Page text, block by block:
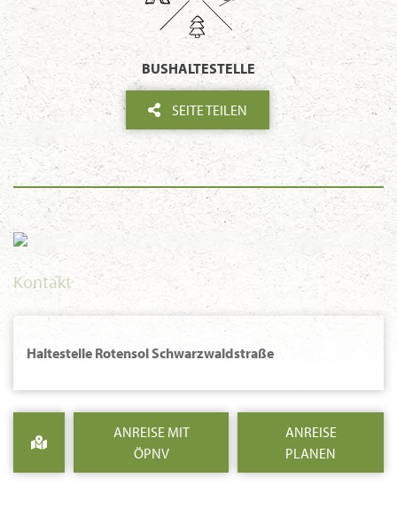
BUSHALTESTELLE
SEITE TEILEN
Kontakt
Haltestelle Rotensol Schwarzwaldstraße
ANREISE MIT
ÖPNV
ANREISE
PLANEN